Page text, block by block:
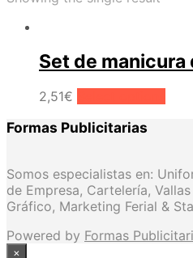
Set de manicura
2,51€
Formas Publicitarias
Somos especialistas en:
de Empresa, Cartelería,
Gráfico, Marketing Ferial &
Powered by Formas
×